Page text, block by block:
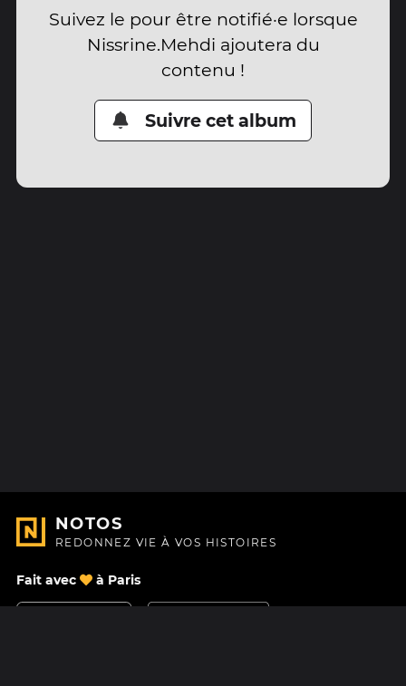
Suivez le pour être notifié·e lorsque
Nissrine.Mehdi ajoutera du
contenu !
Suivre cet album
NOTOS
REDONNEZ VIE À VOS HISTOIRES
Fait avec à Paris